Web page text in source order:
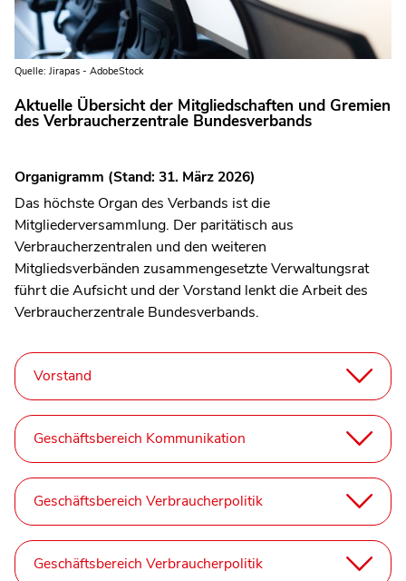
Quelle: Jirapas - AdobeStock
Aktuelle Übersicht der Mitgliedschaften und Gremien
des Verbraucherzentrale Bundesverbands
Organigramm (Stand: 31. März 2026)
Das höchste Organ des Verbands ist die
Mitgliederversammlung. Der paritätisch aus
Verbraucherzentralen und den weiteren
Mitgliedsverbänden zusammengesetzte Verwaltungsrat
führt die Aufsicht und der Vorstand lenkt die Arbeit des
Verbraucherzentrale Bundesverbands.
Vorstand
Geschäftsbereich Kommunikation
Geschäftsbereich Verbraucherpolitik
Geschäftsbereich Verbraucherpolitik